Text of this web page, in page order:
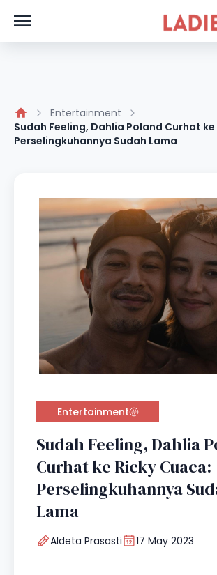
Entertainment
Sudah Feeling, Dahlia Poland Curhat
Perselingkuhannya Sudah Lama
Entertainment
Sudah Feeling, Dahlia
Curhat ke Ricky Cuaca:
Perselingkuhannya
Lama
Aldeta Prasasti 17 May 2023